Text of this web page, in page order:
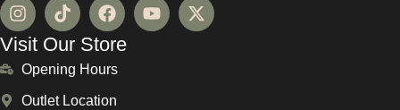
Visit Our Store
Opening Hours
Outlet Location